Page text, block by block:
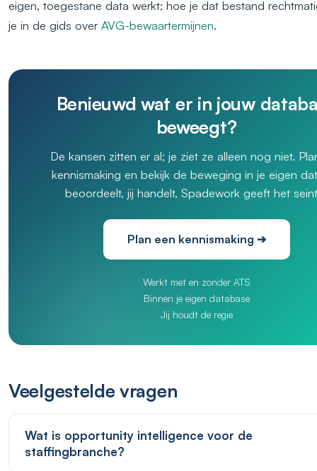
eigen, toegestane data werkt; hoe je dat bestand
je in de gids over AVG-bewaartermijnen.
Benieuwd wat er in jouw
beweegt?
De kansen zitten er al; je ziet ze alleen nog niet.
kennismaking en bekijk de beweging in je eigen
beoordeelt, jij handelt, Spadework geeft het
Plan een kennismaking ➔
Werkt met en zonder ATS
Binnen je eigen database
Jij houdt de regie
Veelgestelde vragen
Wat is opportunity intelligence voor de
staffingbranche?